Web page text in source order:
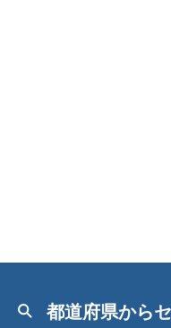
都道府県から